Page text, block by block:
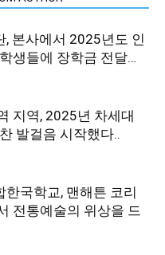
, 본사에서 2025년도 인
생들에 장학금 전달…
지역, 2025년 차세대
발걸음 시작했다..
한국학교, 맨해튼 코리
전통예술의 위상을 드